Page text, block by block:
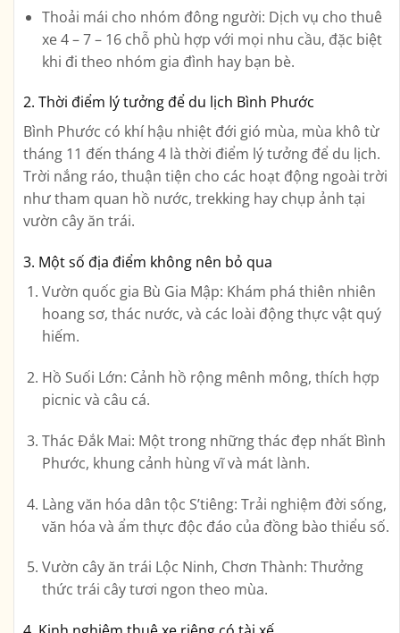
Thoải mái cho nhóm đông người: Dịch vụ cho thuê
xe 4 – 7 – 16 chỗ phù hợp với mọi nhu cầu, đặc biệt
khi đi theo nhóm gia đình hay bạn bè.
2. Thời điểm lý tưởng để du lịch Bình Phước
Bình Phước có khí hậu nhiệt đới gió mùa, mùa khô từ
tháng 11 đến tháng 4 là thời điểm lý tưởng để du lịch.
Trời nắng ráo, thuận tiện cho các hoạt động ngoài trời
như tham quan hồ nước, trekking hay chụp ảnh tại
vườn cây ăn trái.
3. Một số địa điểm không nên bỏ qua
Vườn quốc gia Bù Gia Mập: Khám phá thiên nhiên
hoang sơ, thác nước, và các loài động thực vật quý
hiếm.
Hồ Suối Lớn: Cảnh hồ rộng mênh mông, thích hợp
picnic và câu cá.
Thác Đắk Mai: Một trong những thác đẹp nhất Bình
Phước, khung cảnh hùng vĩ và mát lành.
Làng văn hóa dân tộc S’tiêng: Trải nghiệm đời sống,
văn hóa và ẩm thực độc đáo của đồng bào thiểu số.
Vườn cây ăn trái Lộc Ninh, Chơn Thành: Thưởng
thức trái cây tươi ngon theo mùa.